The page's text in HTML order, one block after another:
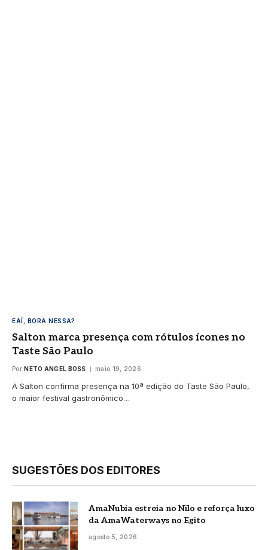
EAÍ, BORA NESSA?
Salton marca presença com rótulos ícones no
Taste São Paulo
Por NETO ANGEL BOSS maio 19, 2026
A Salton confirma presença na 10ª edição do Taste São Paulo,
o maior festival gastronômico…
SUGESTÕES DOS EDITORES
AmaNubia estreia no Nilo e reforça luxo
da AmaWaterways no Egito
agosto 5, 2026